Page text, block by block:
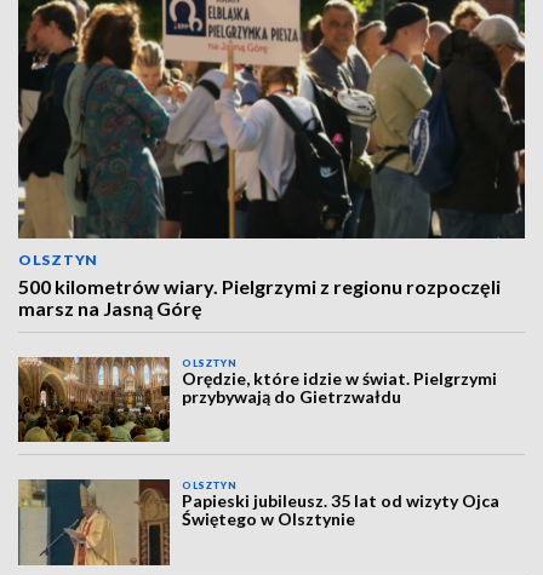
OLSZTYN
500 kilometrów wiary. Pielgrzymi z regionu rozpoczęli
marsz na Jasną Górę
OLSZTYN
Orędzie, które idzie w świat. Pielgrzymi
przybywają do Gietrzwałdu
OLSZTYN
Papieski jubileusz. 35 lat od wizyty Ojca
Świętego w Olsztynie